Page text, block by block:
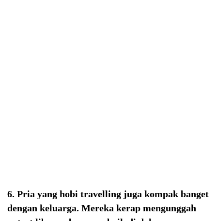
6. Pria yang hobi travelling juga kompak banget
dengan keluarga. Mereka kerap mengunggah